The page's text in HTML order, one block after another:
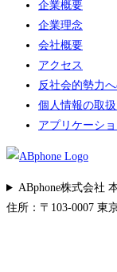
企業概要
企業理念
会社概要
アクセス
反社会的勢力
個人情報の取
アプリケーシ
ABphone株式会社
住所：〒103-0007 東